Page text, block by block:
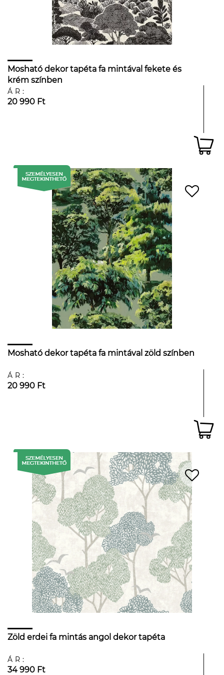
Mosható dekor tapéta fa mintával fekete és
krém színben
ÁR:
20 990 Ft
Mosható dekor tapéta fa mintával zöld színben
ÁR:
20 990 Ft
Zöld erdei fa mintás angol dekor tapéta
ÁR:
34 990 Ft